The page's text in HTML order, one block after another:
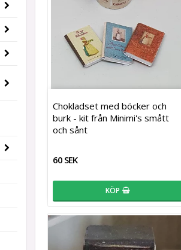
Chokladset med böcker och
burk - kit från Minimi's smått
och sånt
60 SEK
KÖP